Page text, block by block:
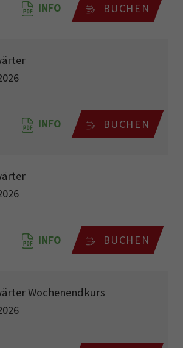
INFO BUCHEN
INFO BUCHEN
INFO BUCHEN
Wochenendkurs